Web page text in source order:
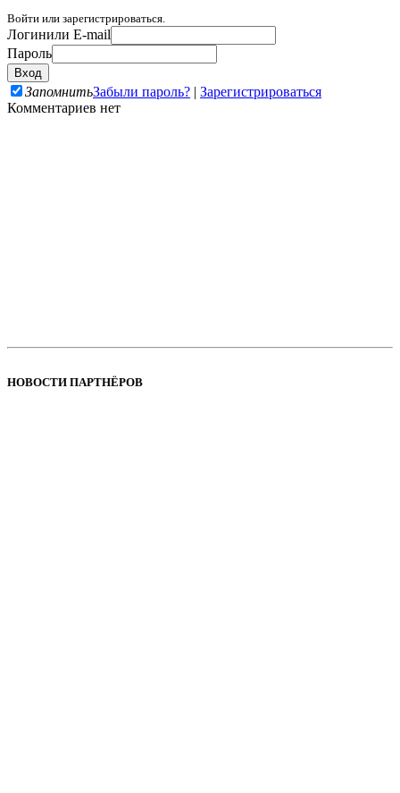
Войти или зарегистрироваться.
Логинили E-mail
Пароль
ЗапомнитьЗабыли пароль? | Зарегистрироваться
Комментариев нет
НОВОСТИ ПАРТНЁРОВ